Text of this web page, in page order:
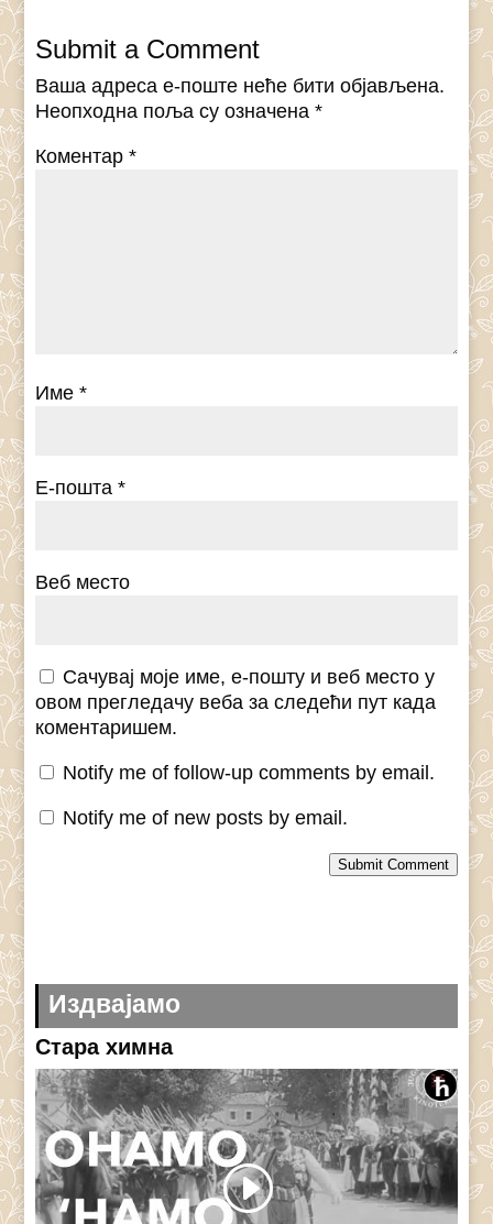
Submit a Comment
Ваша адреса е-поште неће бити објављена.
Неопходна поља су означена*
Коментар*
Име*
Е-пошта*
Веб место
Сачувај моје име, е-пошту и веб место у
овом прегледачу веба за следећи пут када
коментаришем.
Notify me of follow-up comments by email.
Notify me of new posts by email.
Submit Comment
Издвајамо
Стара химна